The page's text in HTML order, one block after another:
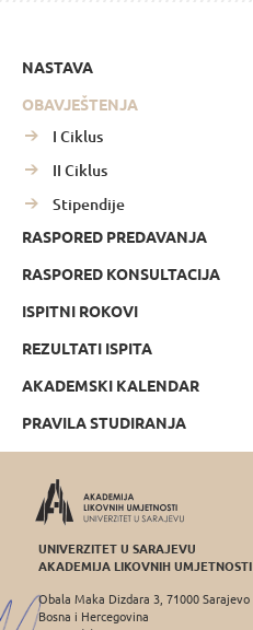
NASTAVA
OBAVJEŠTENJA
I Ciklus
II Ciklus
Stipendije
RASPORED PREDAVANJA
RASPORED KONSULTACIJA
ISPITNI ROKOVI
REZULTATI ISPITA
AKADEMSKI KALENDAR
PRAVILA STUDIRANJA
UNIVERZITET U SARAJEVU
AKADEMIJA LIKOVNIH UMJETNOSTI
Obala Maka Dizdara 3, 71000 Sarajevo
Bosna i Hercegovina